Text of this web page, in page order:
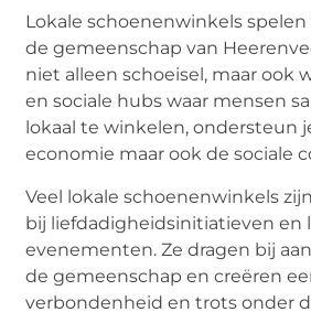
Lokale schoenenwinkels
de gemeenschap van
niet alleen schoeisel, maar ook
en sociale hubs waar mensen
lokaal te winkelen, ondersteun
economie maar ook de sociale
Veel lokale schoenenwinkels
bij liefdadigheidsinitiatieven en
evenementen. Ze dragen bij
de gemeenschap en creëren
verbondenheid en trots onder